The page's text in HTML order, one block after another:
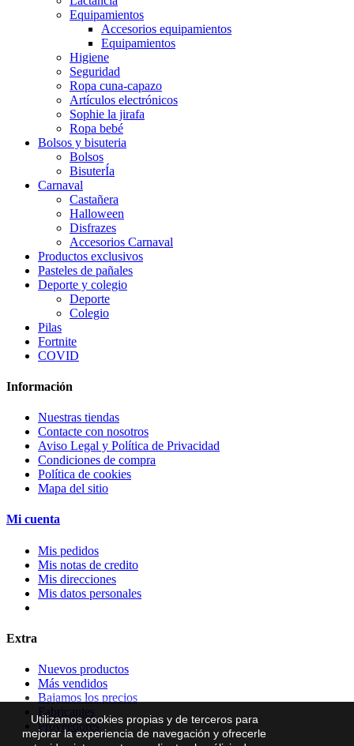
Utilizamos cookies propias y de terceros para
mejorar la experiencia de navegación y ofrecerle
Equipamientos
Accesorios equipamientos
Equipamientos
Higiene
Seguridad
Ropa cuna-capazo
Artículos electrónicos
Sophie la jirafa
Ropa bebé
Bolsos y bisuteria
Bolsos
BisuterÍa
Carnaval
Castañera
Halloween
Disfrazes
Accesorios Carnaval
Productos exclusivos
Pasteles de pañales
Deporte y colegio
Deporte
Colegio
Pilas
Fortnite
COVID
Información
Nuestras tiendas
Contacte con nosotros
Aviso Legal y Política de Privacidad
Condiciones de compra
Política de cookies
Mapa del sitio
Mi cuenta
Mis pedidos
Mis notas de credito
Mis direcciones
Mis datos personales
Extra
Nuevos productos
Más vendidos
Bajamos los precios
Fabricantes
Proveedores